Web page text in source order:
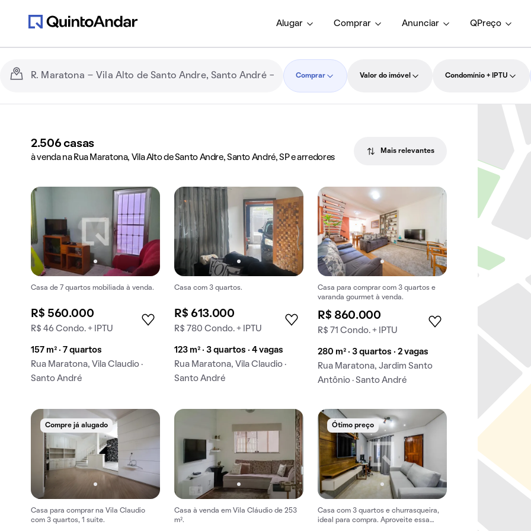
Alugar Comprar Anunciar QPreço
Comprar Valor do imóvel Condomínio + IPTU
2.506 casas
à venda na Rua Maratona, Vila Alto de Santo Andre, Santo André, SP e arredores
Mais relevantes
Casa de 7 quartos mobiliada à venda.
R$ 560.000
R$ 46 Condo. + IPTU
157 m² · 7 quartos
Rua Maratona, Vila Claudio ·
Santo André
Casa com 3 quartos.
R$ 613.000
R$ 780 Condo. + IPTU
123 m² · 3 quartos · 4 vagas
Rua Maratona, Vila Claudio ·
Santo André
Casa para comprar com 3 quartos e
varanda gourmet à venda.
R$ 860.000
R$ 71 Condo. + IPTU
280 m² · 3 quartos · 2 vagas
Rua Maratona, Jardim Santo
Antônio · Santo André
Compre já alugado
Casa para comprar na Vila Claudio
com 3 quartos, 1 suíte.
Casa à venda em Vila Cláudio de 253
m².
Ótimo preço
Casa com 3 quartos e churrasqueira,
ideal para compra. Aproveite essa